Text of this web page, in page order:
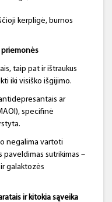
kerpligė, burnos
priemonės
taip pat ir ištraukus
iki visiško išgijimo.
ar
specifinė
negalima vartoti
sutrikimas –
galaktozės
ir kitokia sąveika